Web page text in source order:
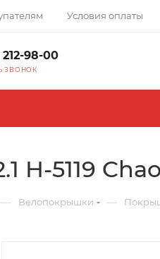
Условия оплаты
98-00
ЗВОНОК
H-5119
— Велопокрышки —